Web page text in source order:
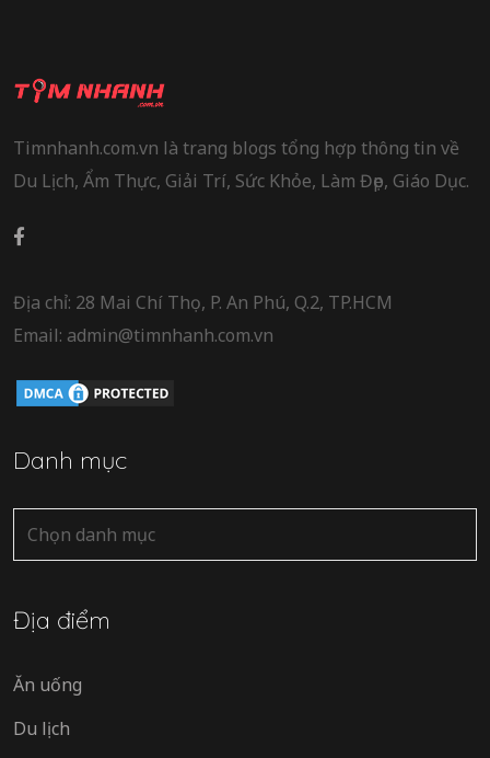
Timnhanh.com.vn là trang blogs tổng hợp thông tin về
Du Lịch, Ẩm Thực, Giải Trí, Sức Khỏe, Làm Đẹp, Giáo Dục.
Địa chỉ: 28 Mai Chí Thọ, P. An Phú, Q.2, TP.HCM
Email: admin@timnhanh.com.vn
Danh mục
Danh
mục
Địa điểm
Ăn uống
Du lịch